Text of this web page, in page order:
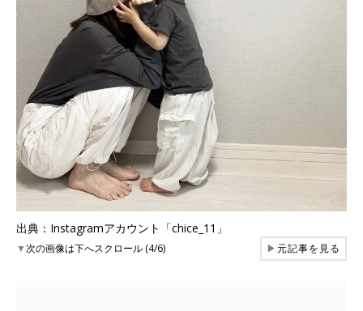
出典：Instagramアカウント「chice_11」
▼次の画像は下へスクロール (4/6) ▶元記事を見る